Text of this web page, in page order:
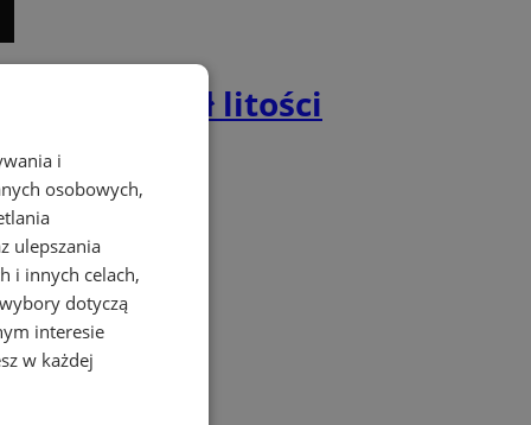
nie miał litości
i
osobowych,
ulepszania
i innych celach,
dotyczą
interesie
w każdej